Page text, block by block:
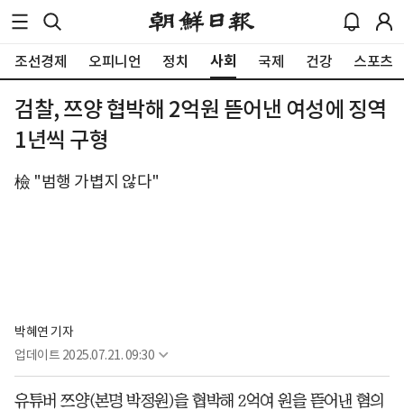
조선경제 오피니언 정치 사회 국제 건강 스포츠
검찰, 쯔양 협박해 2억원 뜯어낸 여성에 징역
1년씩 구형
檢 "범행 가볍지 않다"
박혜연 기자
업데이트 2025.07.21. 09:30
유튜버 쯔양(본명 박정원)을 협박해 2억여 원을 뜯어낸 혐의